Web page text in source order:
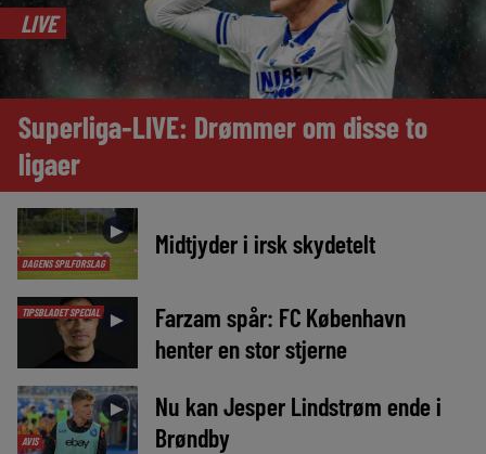
LIVE
Superliga-LIVE: Drømmer om disse to
ligaer
DAGENS SPILFORSLAG
► Midtjyder i irsk skydetelt
TIPSBLADET SPECIAL ►
Farzam spår: FC København
henter en stor stjerne
AVIS
►
Nu kan Jesper Lindstrøm ende i
Brøndby